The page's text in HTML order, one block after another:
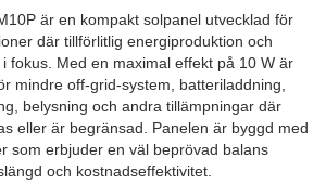
är en kompakt solpanel utvecklad för
där tillförlitlig energiproduktion och
fokus. Med en maximal effekt på 10 W är
mindre off-grid-system, batteriladdning,
belysning och andra tillämpningar där
eller är begränsad. Panelen är byggd med
som erbjuder en väl beprövad balans
och kostnadseffektivitet.